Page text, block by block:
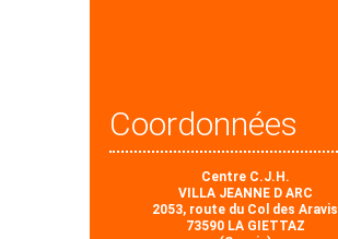
Coordonnées
Centre C.J.H.
VILLA JEANNE D ARC
2053, route du Col des Aravis
73590 LA GIETTAZ